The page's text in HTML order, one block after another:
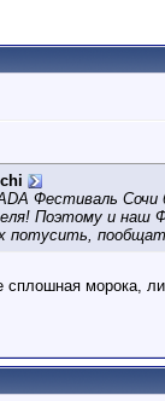
Фестиваль Сочи
Поэтому и наш
сплошная морока,